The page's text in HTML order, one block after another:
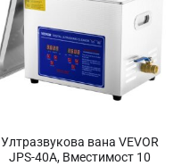
Ултразвукова вана VEVOR
JPS-40A, Вместимост 10